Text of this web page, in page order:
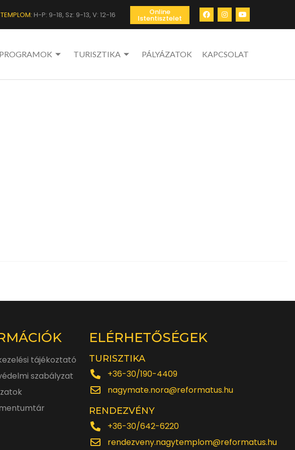
TEMPLOM: H-P: 9-18, Sz: 9-13, V: 12-16 Online
Istentisztelet
TURISZTIKA PÁLYÁZATOK KAPCSOLAT
tájékoztató
szabályzat
ELÉRHETŐSÉGEK
TURISZTIKA
+36-30/190-4409
nagymate.nora@reformatus.hu
RENDEZVÉNY
+36-30/642-6220
rendezveny.nagytemplom@reformatus.hu